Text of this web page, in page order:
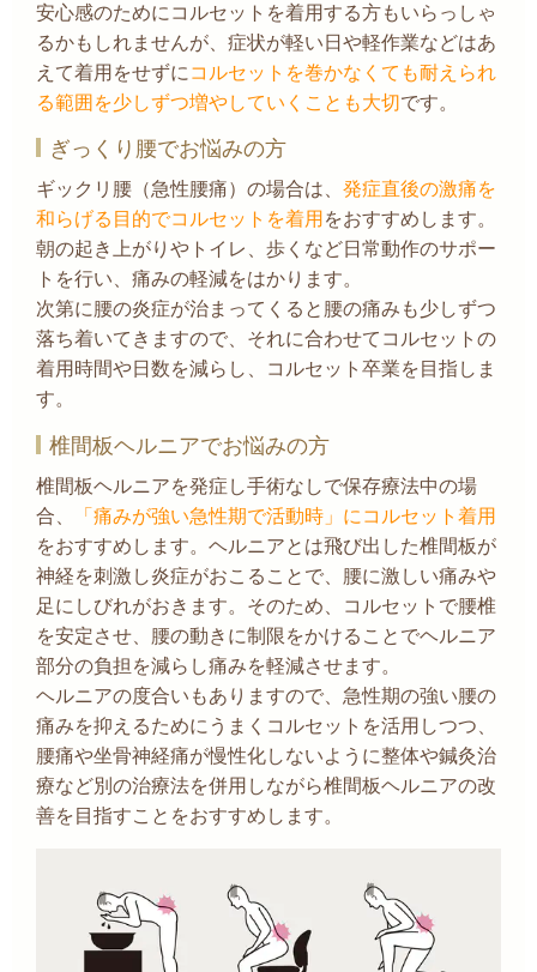
安心感のためにコルセットを着用する方もいらっしゃ
るかもしれませんが、症状が軽い日や軽作業などはあ
えて着用をせずに コルセットを巻かなくても耐えられ
る範囲を少しずつ増やしていくことも大切です。
ぎっくり腰でお悩みの方
ギックリ腰（急性腰痛）の場合は、 発症直後の激痛を
和らげる目的でコルセットを着用 をおすすめします。
朝の起き上がりやトイレ、歩くなど日常動作のサポー
トを行い、痛みの軽減をはかります。
次第に腰の炎症が治まってくると腰の痛みも少しずつ
落ち着いてきますので、それに合わせてコルセットの
着用時間や日数を減らし、コルセット卒業を目指しま
す。
椎間板ヘルニアでお悩みの方
椎間板ヘルニアを発症し手術なしで保存療法中の場
合、
「痛みが強い急性期で活動時」にコルセット着用
をおすすめします。ヘルニアとは飛び出した椎間板が
神経を刺激し炎症がおこることで、腰に激しい痛みや
足にしびれがおきます。そのため、コルセットで腰椎
を安定させ、腰の動きに制限をかけることでヘルニア
部分の負担を減らし痛みを軽減させます。
ヘルニアの度合いもありますので、急性期の強い腰の
痛みを抑えるためにうまくコルセットを活用しつつ、
腰痛や坐骨神経痛が慢性化しないように整体や鍼灸治
療など別の治療法を併用しながら椎間板ヘルニアの改
善を目指すことをおすすめします。